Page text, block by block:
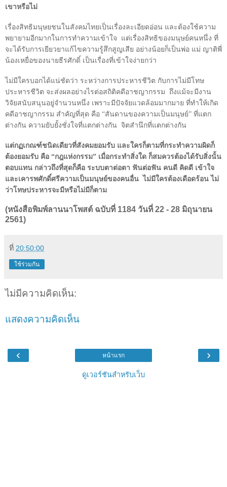
เขาหรือไม่
เรื่องสิทธิมนุษยชนในสังคมไทยเป็นเรื่องละเอียดอ่อน และต้องใช้ความ
พยายามอีกมากในการทำความเข้าใจ
แต่เรื่องสิทธิของมนุษย์คนหนึ่ง ที่
จะได้รับการเยียวยาแก้ไขความรู้สึกสูญเสีย อย่างน้อยก็เป็นพ่อ แม่ ญาติพี่
น้องเหยื่อของนายธีรศักดิ์ เป็นเรื่องที่เข้าใจง่ายกว่า
ไม่มีใครบอกได้แน่ชัดว่า ระหว่างการประหารชีวิต กับการไม่มีโทษ
ประหารชีวิต จะส่งผลอย่างไรต่อสถิติคดีอาชญากรรม ถึงแม้จะมีงาน
วิจัยสนับสนุนอยู่จำนวนหนึ่ง เพราะมีปัจจัยแวดล้อมมากมาย ที่ทำให้เกิด
คดีอาชญากรรม สำคัญที่สุด คือ “สันดานของความเป็นมนุษย์” ที่แตก
ต่างกัน ความยับยั้งชั่งใจที่แตกต่างกัน จิตสำนึกที่แตกต่างกัน
แต่กฏเกณฑ์ชนิดเดียวที่สังคมยอมรับ และใครก็ตามที่กระทำความผิดก็
ต้องยอมรับ คือ “กฎแห่งกรรม” เมื่อกระทำสิ่งใด ก็สมควรต้องได้รับสิ่งนั้น
ตอบแทน กล่าวถึงที่สุดก็คือ ระบบตาต่อตา ฟันต่อฟัน คนดี คิดดี เข้าใจ
และเคารพศักดิ์ศรีความเป็นมนุษย์ของคนอื่น ไม่มีใครต้องเดือดร้อน ไม่
ว่าโทษประหารจะมีหรือไม่มีก็ตาม
(หนังสือพิมพ์ลานนาโพสต์ ฉบับที่ 1184 วันที่ 22 - 28 มิถุนายน
2561)
ที่ 20:50:00
ใช้ร่วมกัน
ไม่มีความคิดเห็น:
แสดงความคิดเห็น
‹ ›
หน้าแรก
ดูเวอร์ชันสำหรับเว็บ